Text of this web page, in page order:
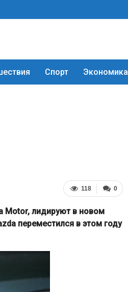
Спорт Экономика
0
118
Motor, лидируют в новом
переместился в этом году